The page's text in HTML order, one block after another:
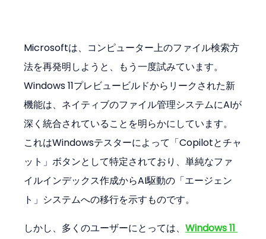
Microsoftは、コンピューター上のファイル検索方
法を再発明しようと、もう一度試みています。
Windows 11プレビュービルドからリークされた新
機能は、ネイティブのファイル管理システムにAIが
深く統合されていることを明らかにしています。
これはWindowsテスターによって「Copilotとチャ
ット」ボタンとして特定されており、単純なファ
イルインデックス作成からAI駆動の「エージェン
ト」システムへの移行を示すものです。
しかし、多くのユーザーにとっては、Windows 11